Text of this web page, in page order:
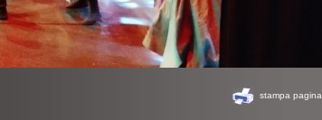
stampa pagina